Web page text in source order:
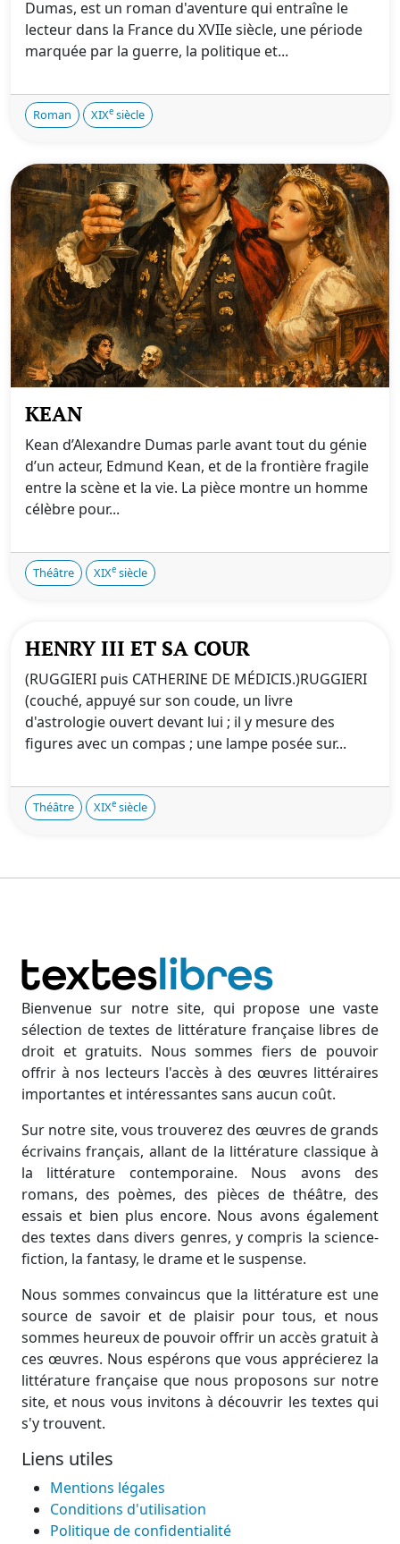
Dumas, est un roman d'aventure qui entraîne le
lecteur dans la France du XVIIe siècle, une période
marquée par la guerre, la politique et...
Roman XIXe siècle
KEAN
Kean d’Alexandre Dumas parle avant tout du génie
d’un acteur, Edmund Kean, et de la frontière fragile
entre la scène et la vie. La pièce montre un homme
célèbre pour...
Théâtre XIXe siècle
HENRY III ET SA COUR
(RUGGIERI puis CATHERINE DE MÉDICIS.)RUGGIERI
(couché, appuyé sur son coude, un livre
d'astrologie ouvert devant lui ; il y mesure des
figures avec un compas ; une lampe posée sur...
Théâtre XIXe siècle
Bienvenue sur notre site, qui propose une vaste
sélection de textes de littérature française libres de
droit et gratuits. Nous sommes fiers de pouvoir
offrir à nos lecteurs l'accès à des œuvres littéraires
importantes et intéressantes sans aucun coût.
Sur notre site, vous trouverez des œuvres de grands
écrivains français, allant de la littérature classique à
la littérature contemporaine. Nous avons des
romans, des poèmes, des pièces de théâtre, des
essais et bien plus encore. Nous avons également
des textes dans divers genres, y compris la science-
fiction, la fantasy, le drame et le suspense.
Nous sommes convaincus que la littérature est une
source de savoir et de plaisir pour tous, et nous
sommes heureux de pouvoir offrir un accès gratuit à
ces œuvres. Nous espérons que vous apprécierez la
littérature française que nous proposons sur notre
site, et nous vous invitons à découvrir les textes qui
s'y trouvent.
Liens utiles
Mentions légales
Conditions d'utilisation
Politique de confidentialité